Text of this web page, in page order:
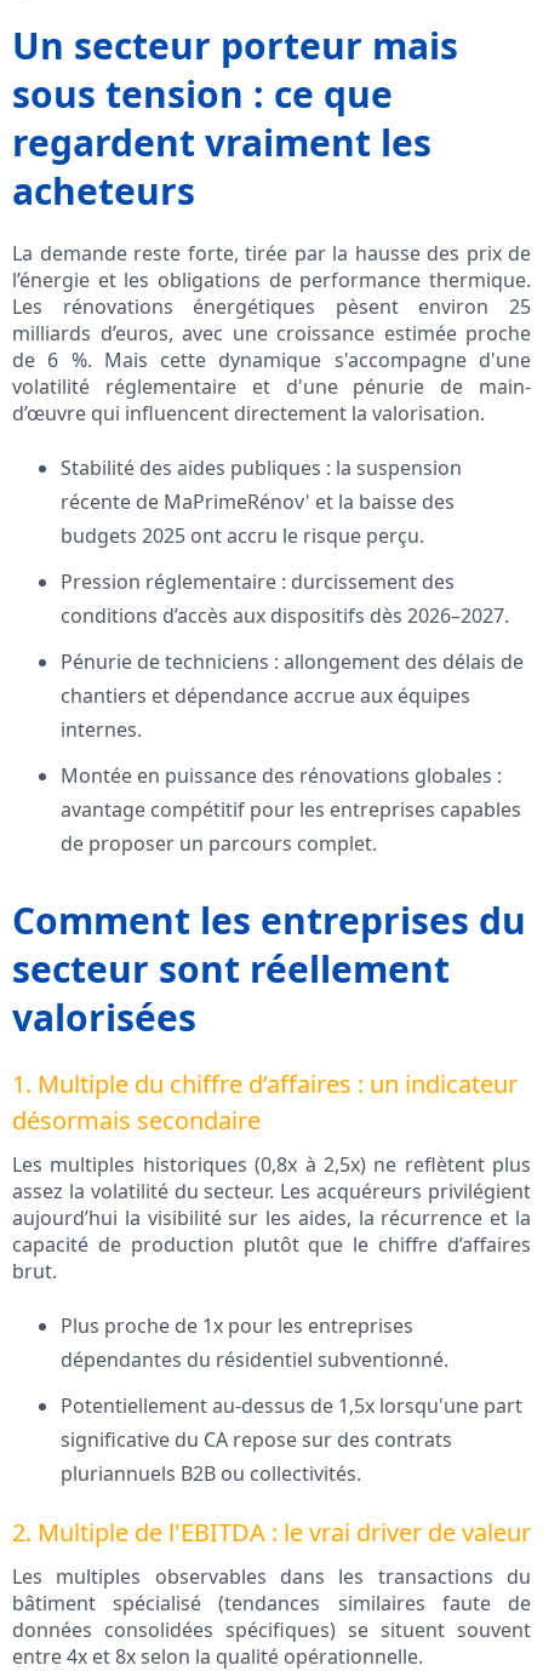
Un secteur porteur mais
sous tension : ce que
regardent vraiment les
acheteurs
La demande reste forte, tirée par la hausse des prix de
l’énergie et les obligations de performance thermique.
Les rénovations énergétiques pèsent environ 25
milliards d’euros, avec une croissance estimée proche
de 6 %. Mais cette dynamique s'accompagne d'une
volatilité réglementaire et d'une pénurie de main-
d’œuvre qui influencent directement la valorisation.
Stabilité des aides publiques : la suspension
récente de MaPrimeRénov' et la baisse des
budgets 2025 ont accru le risque perçu.
Pression réglementaire : durcissement des
conditions d’accès aux dispositifs dès 2026–2027.
Pénurie de techniciens : allongement des délais de
chantiers et dépendance accrue aux équipes
internes.
Montée en puissance des rénovations globales :
avantage compétitif pour les entreprises capables
de proposer un parcours complet.
Comment les entreprises du
secteur sont réellement
valorisées
1. Multiple du chiffre d’affaires : un indicateur
désormais secondaire
Les multiples historiques (0,8x à 2,5x) ne reflètent plus
assez la volatilité du secteur. Les acquéreurs privilégient
aujourd’hui la visibilité sur les aides, la récurrence et la
capacité de production plutôt que le chiffre d’affaires
brut.
Plus proche de 1x pour les entreprises
dépendantes du résidentiel subventionné.
Potentiellement au-dessus de 1,5x lorsqu'une part
significative du CA repose sur des contrats
pluriannuels B2B ou collectivités.
2. Multiple de l'EBITDA : le vrai driver de valeur
Les multiples observables dans les transactions du
bâtiment spécialisé (tendances similaires faute de
données consolidées spécifiques) se situent souvent
entre 4x et 8x selon la qualité opérationnelle.